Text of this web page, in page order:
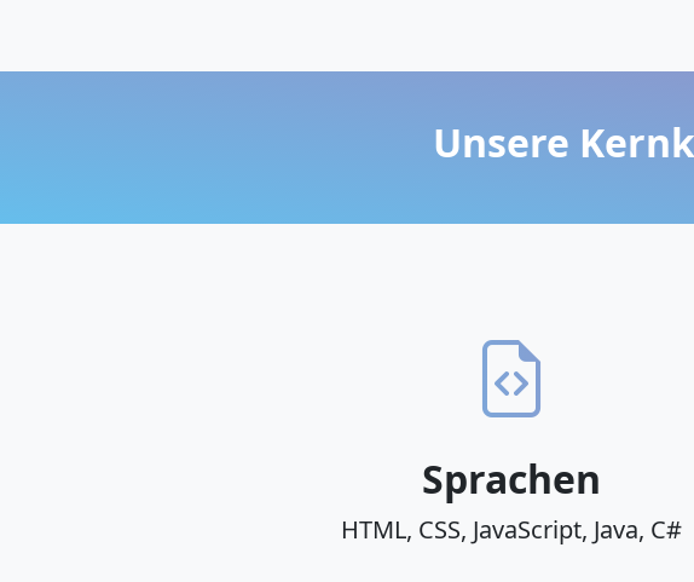
Unsere
Sprachen
HTML, CSS, JavaScript, Java, C#